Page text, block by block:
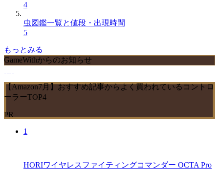
4
虫図鑑一覧と値段・出現時間
5
もっとみる
GameWithからのお知らせ
【Amazon7月】おすすめ記事からよく買われているコントロ
ーラーTOP4
PR
1
HORIワイヤレスファイティングコマンダー OCTA Pro